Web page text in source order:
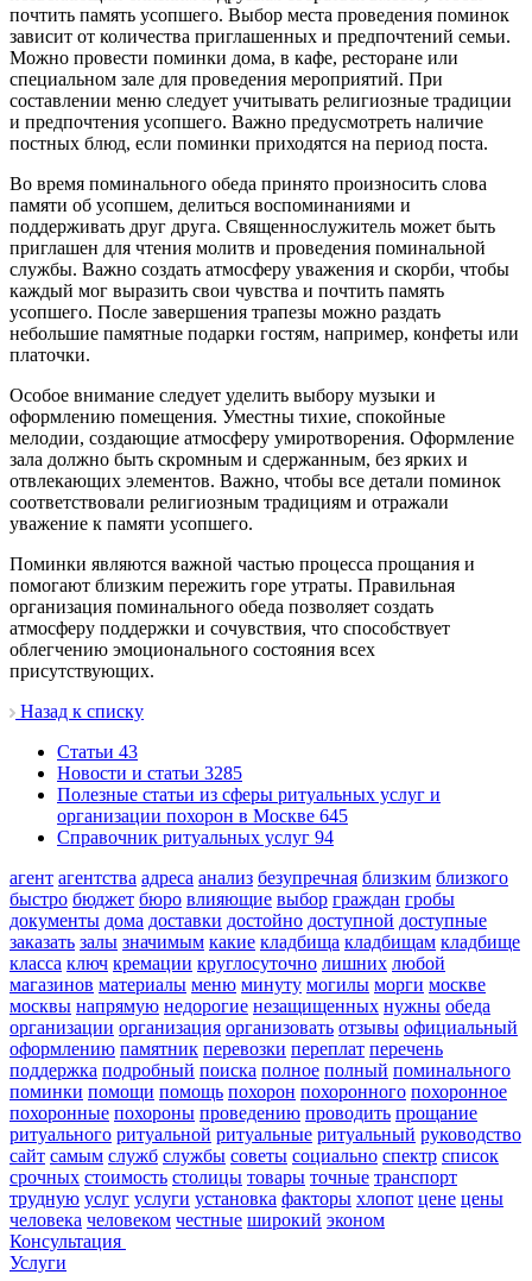
почтить память усопшего. Выбор места проведения поминок
зависит от количества приглашенных и предпочтений семьи.
Можно провести поминки дома, в кафе, ресторане или
специальном зале для проведения мероприятий. При
составлении меню следует учитывать религиозные традиции
и предпочтения усопшего. Важно предусмотреть наличие
постных блюд, если поминки приходятся на период поста.
Во время поминального обеда принято произносить слова
памяти об усопшем, делиться воспоминаниями и
поддерживать друг друга. Священнослужитель может быть
приглашен для чтения молитв и проведения поминальной
службы. Важно создать атмосферу уважения и скорби, чтобы
каждый мог выразить свои чувства и почтить память
усопшего. После завершения трапезы можно раздать
небольшие памятные подарки гостям, например, конфеты или
платочки.
Особое внимание следует уделить выбору музыки и
оформлению помещения. Уместны тихие, спокойные
мелодии, создающие атмосферу умиротворения. Оформление
зала должно быть скромным и сдержанным, без ярких и
отвлекающих элементов. Важно, чтобы все детали поминок
соответствовали религиозным традициям и отражали
уважение к памяти усопшего.
Поминки являются важной частью процесса прощания и
помогают близким пережить горе утраты. Правильная
организация поминального обеда позволяет создать
атмосферу поддержки и сочувствия, что способствует
облегчению эмоционального состояния всех
присутствующих.
Назад к списку
Cтатьи 43
Новости и статьи 3285
Полезные статьи из сферы ритуальных услуг и
организации похорон в Москве 645
Справочник ритуальных услуг 94
агент агентства адреса анализ безупречная близким близкого
быстро бюджет бюро влияющие выбор граждан гробы
документы дома доставки достойно доступной доступные
заказать залы значимым какие кладбища кладбищам кладбище
класса ключ кремации круглосуточно лишних любой
магазинов материалы меню минуту могилы морги москве
москвы напрямую недорогие незащищенных нужны обеда
организации организация организовать отзывы официальный
оформлению памятник перевозки переплат перечень
поддержка подробный поиска полное полный поминального
поминки помощи помощь похорон похоронного похоронное
похоронные похороны проведению проводить прощание
ритуального ритуальной ритуальные ритуальный руководство
сайт самым служб службы советы социально спектр список
срочных стоимость столицы товары точные транспорт
трудную услуг услуги установка факторы хлопот цене цены
человека человеком честные широкий эконом
Консультация
Услуги